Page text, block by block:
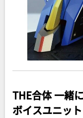
THE合体 一緒
ボイスユニット